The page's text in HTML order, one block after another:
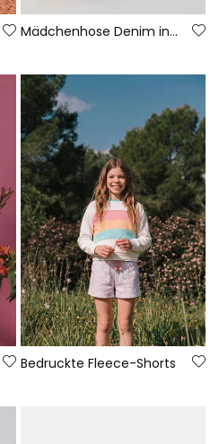
Mädchenhose Denim in Bleach-Farbe
Bedruckte Fleece-Shorts